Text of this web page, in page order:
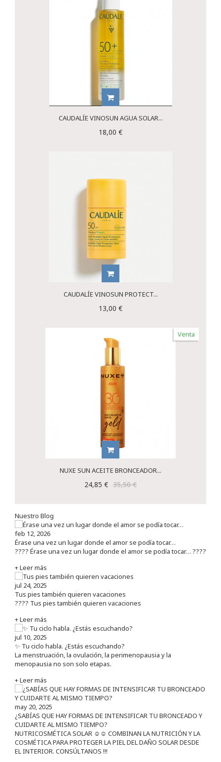
CAUDALÍE VINOSUN AGUA SOLAR...
18,00 €
CAUDALÍE VINOSUN PROTECT...
13,00 €
Venta
NUXE SUN ACEITE BRONCEADOR...
24,85 € 35,50 €
Nuestro Blog
feb 12, 2026
Érase una vez un lugar donde el amor se podía tocar…
???? Érase una vez un lugar donde el amor se podía tocar… ????
+ Leer más
jul 24, 2025
Tus pies también quieren vacaciones
???? Tus pies también quieren vacaciones
+ Leer más
jul 10, 2025
✨ Tu ciclo habla. ¿Estás escuchando?
La menstruación, la ovulación, la perimenopausia y la
menopausia no son solo etapas.
+ Leer más
may 20, 2025
¿SABÍAS QUE HAY FORMAS DE INTENSIFICAR TU BRONCEADO Y
CUIDARTE AL MISMO TIEMPO?
NUTRICOSMÉTICA SOLAR ☺️☺️ COMBINAN LA NUTRICIÓN Y LA
COSMÉTICA PARA PROTEGER LA PIEL DEL DAÑO SOLAR DESDE
EL INTERIOR. CONSÚLTANOS !!!